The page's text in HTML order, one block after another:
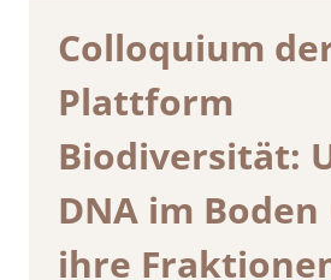
Colloquium
Plattform
Biodiversität:
DNA im
ihre